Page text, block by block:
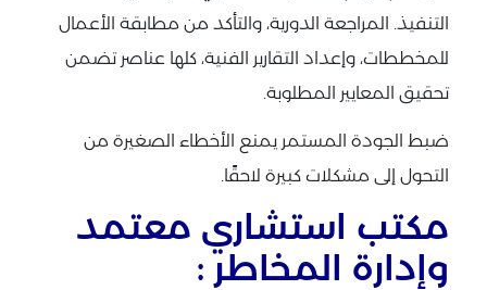
التنفيذ. المراجعة الدورية، والتأكد من مطابقة الأعمال
للمخططات، وإعداد التقارير الفنية، كلها عناصر تضمن
تحقيق المعايير المطلوبة.
ضبط الجودة المستمر يمنع الأخطاء الصغيرة من
التحول إلى مشكلات كبيرة لاحقًا.
مكتب استشاري معتمد
وإدارة المخاطر :